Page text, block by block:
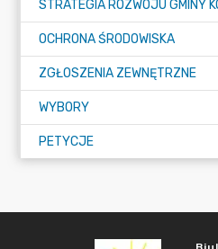
STRATEGIA ROZWOJU GMINY
OCHRONA ŚRODOWISKA
ZGŁOSZENIA ZEWNĘTRZNE
WYBORY
PETYCJE